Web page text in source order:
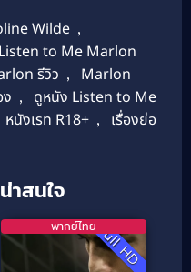
Wilde ,
Listen to Me Marlon
รีวิว ,
Marlon
,
ดูหนัง Listen to Me
หนังเรท R18+ ,
เรื่องย่อ
าสนใจ
Full HD
พากย์ไทย